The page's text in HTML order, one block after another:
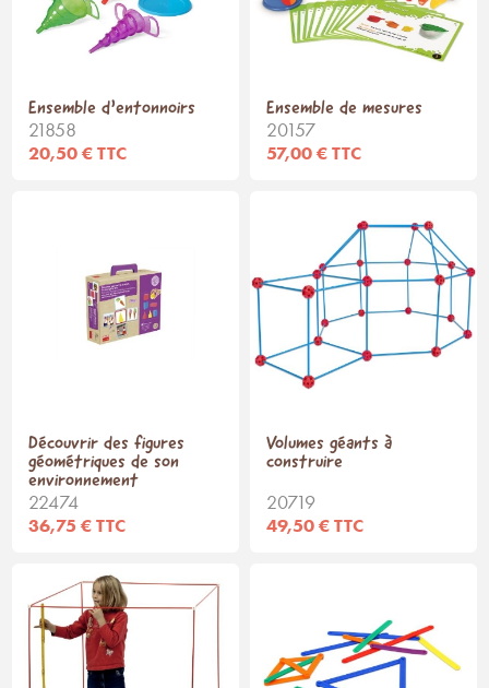
Ensemble d’entonnoirs
21858
20,50 € TTC
Ensemble de mesures
20157
57,00 € TTC
Découvrir des figures
géométriques de son
environnement
22474
36,75 € TTC
Volumes géants à
construire
20719
49,50 € TTC